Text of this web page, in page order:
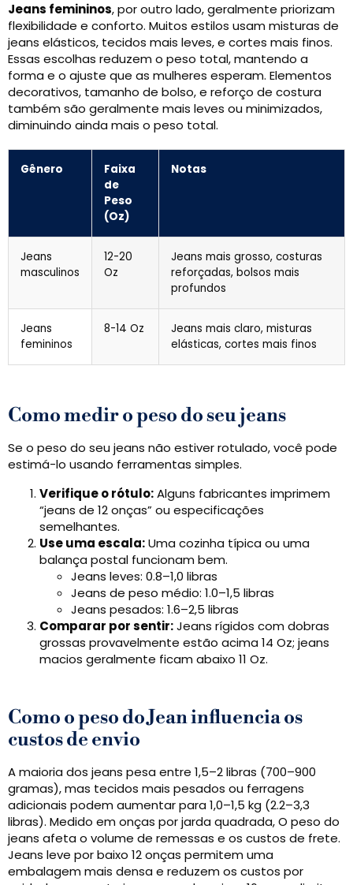
Jeans femininos, por outro lado, geralmente priorizam
flexibilidade e conforto. Muitos estilos usam misturas de
jeans elásticos, tecidos mais leves, e cortes mais finos.
Essas escolhas reduzem o peso total, mantendo a
forma e o ajuste que as mulheres esperam. Elementos
decorativos, tamanho de bolso, e reforço de costura
também são geralmente mais leves ou minimizados,
diminuindo ainda mais o peso total.
Gênero
Faixa
de
Peso
(Oz)
Notas
Jeans
masculinos
12-20
Oz
Jeans mais grosso, costuras
reforçadas, bolsos mais
profundos
Jeans
femininos
8-14 Oz
Jeans mais claro, misturas
elásticas, cortes mais finos
Como medir o peso do seu jeans
Se o peso do seu jeans não estiver rotulado, você pode
estimá-lo usando ferramentas simples.
Verifique o rótulo:Alguns fabricantes imprimem
“jeans de 12 onças” ou especificações
semelhantes.
Use uma escala:Uma cozinha típica ou uma
balança postal funcionam bem.
Jeans leves: 0.8–1,0 libras
Jeans de peso médio: 1.0–1,5 libras
Jeans pesados: 1.6–2,5 libras
Comparar por sentir:Jeans rígidos com dobras
grossas provavelmente estão acima 14 Oz; jeans
macios geralmente ficam abaixo 11 Oz.
Como o peso do Jean influencia os
custos de envio
A maioria dos jeans pesa entre 1,5–2 libras (700–900
gramas), mas tecidos mais pesados ​​ou ferragens
adicionais podem aumentar para 1,0–1,5 kg (2.2–3,3
libras). Medido em onças por jarda quadrada, O peso do
jeans afeta o volume de remessas e os custos de frete.
Jeans leve por baixo 12 onças permitem uma
embalagem mais densa e reduzem os custos por